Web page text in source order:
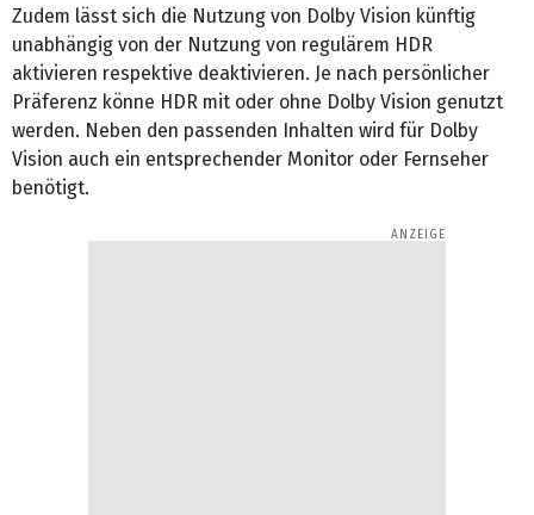
Zudem lässt sich die Nutzung von Dolby Vision künftig
unabhängig von der Nutzung von regulärem HDR
aktivieren respektive deaktivieren. Je nach persönlicher
Präferenz könne HDR mit oder ohne Dolby Vision genutzt
werden. Neben den passenden Inhalten wird für Dolby
Vision auch ein entsprechender Monitor oder Fernseher
benötigt.